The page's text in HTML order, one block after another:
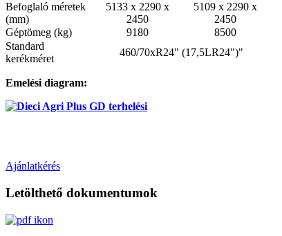
Befoglaló méretek
(mm)
5133 x 2290 x
2450
5109 x 2290 x
2450
Géptömeg (kg)
9180
8500
Standard
kerékméret
460/70xR24" (17,5LR24")"
Emelési diagram:
Ajánlatkérés
Letölthető dokumentumok